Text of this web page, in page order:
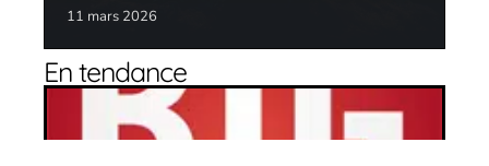
11 mars 2026
En tendance